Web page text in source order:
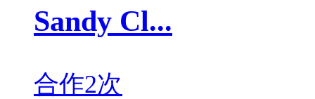
Sandy Cl...
合作2次